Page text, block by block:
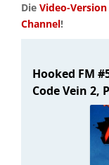
Die Video-Version
Channel!